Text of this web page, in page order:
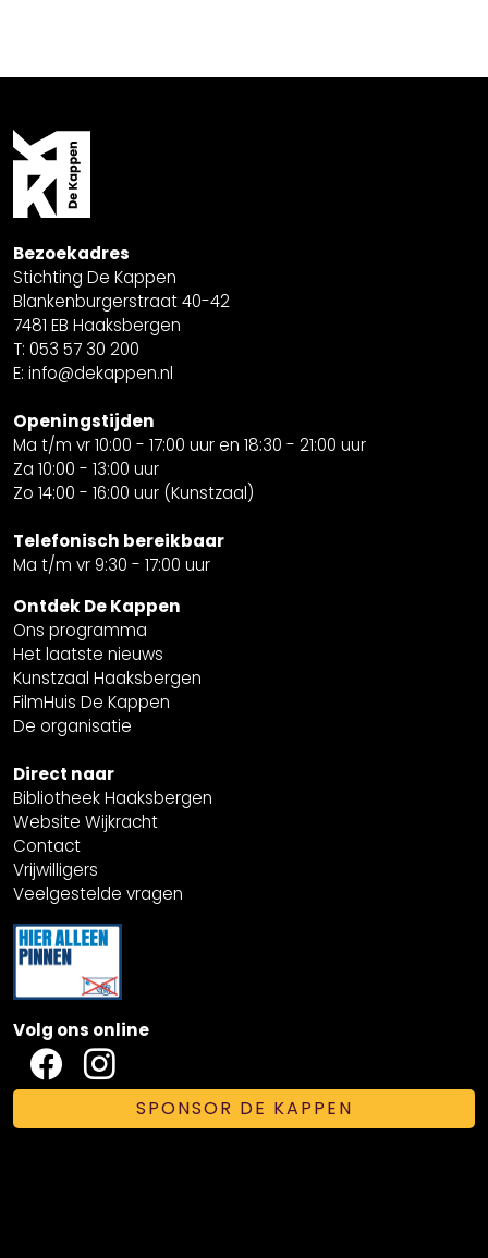
Bezoekadres
Stichting De Kappen
Blankenburgerstraat 40-42
7481 EB Haaksbergen
T: 053 57 30 200
E: info@dekappen.nl
Openingstijden
Ma t/m vr 10:00 - 17:00 uur en 18:30 - 21:00 uur
Za 10:00 - 13:00 uur
Zo 14:00 - 16:00 uur (Kunstzaal)
Telefonisch bereikbaar
Ma t/m vr 9:30 - 17:00 uur
Ontdek De Kappen
Ons programma
Het laatste nieuws
Kunstzaal Haaksbergen
FilmHuis De Kappen
De organisatie
Direct naar
Bibliotheek Haaksbergen
Website Wijkracht
Contact
Vrijwilligers
Veelgestelde vragen
Volg ons online
SPONSOR DE KAPPEN